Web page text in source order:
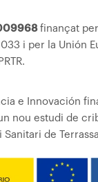
finançat per
i per la Unión
e Innovación
nou estudi de
de Terrassa